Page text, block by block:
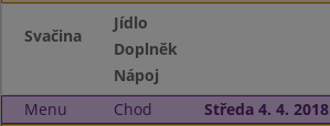
Svačina
Jídlo
Doplněk
Nápoj
Menu
Chod
Středa 4. 4. 2018